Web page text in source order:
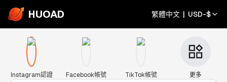
HUOAD 繁體中文 | USD-$
Instagram認證 Facebook帳號 TikTok帳號 更多